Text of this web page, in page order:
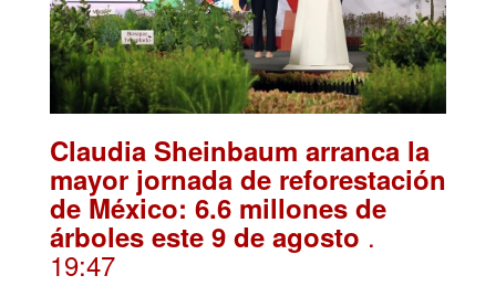
Claudia Sheinbaum arranca la
mayor jornada de reforestación
de México: 6.6 millones de
árboles este 9 de agosto .
19:47